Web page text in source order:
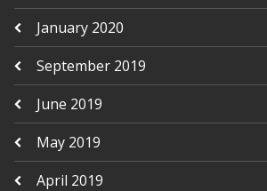
January 2020
September 2019
June 2019
May 2019
April 2019